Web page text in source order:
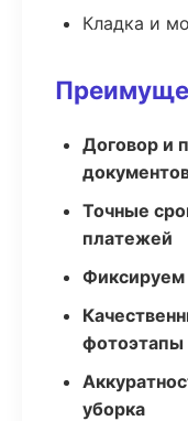
Кладка и
Договор и
Точные
платежей
Фиксируем
фотоэтапы
уборка